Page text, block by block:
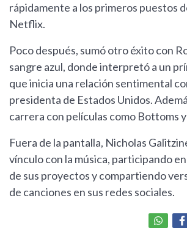
rápidamente a los primeros puestos
Netflix.
Poco después, sumó otro éxito con
sangre azul, donde interpretó a un
que inicia una relación sentimental
presidenta de Estados Unidos.
carrera con películas como Bottoms
Fuera de la pantalla, Nicholas
vínculo con la música, participando
de sus proyectos y compartiendo
de canciones en sus redes sociales.